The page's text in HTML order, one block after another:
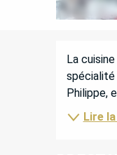
La
spécialité
Philippe,
Lire